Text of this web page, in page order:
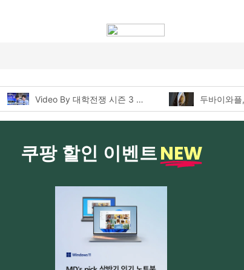
두바이와플, 내돈내산 먹어본 찐후기!
쿠팡 할인 이벤트 NEW